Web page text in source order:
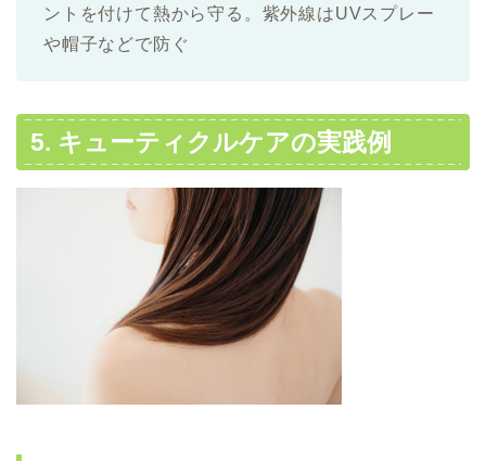
ントを付けて熱から守る。紫外線はUVスプレー
や帽子などで防ぐ
5. キューティクルケアの実践例